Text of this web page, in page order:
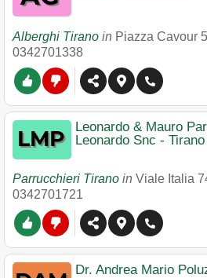
Alberghi Tirano in Piazza Cavour 5
0342701338
Leonardo & Mauro
Leonardo Snc - Tirano
Parrucchieri Tirano in Viale Italia
0342701721
Dr. Andrea Mario